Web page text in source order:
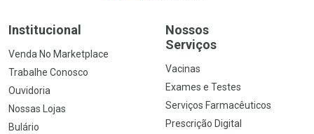
Institucional
Venda No Marketplace
Trabalhe Conosco
Ouvidoria
Nossas Lojas
Bulário
Nossos
Serviços
Vacinas
Exames e Testes
Serviços Farmacêuticos
Prescrição Digital